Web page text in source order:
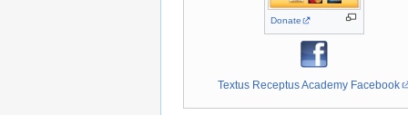
Donate
Textus Receptus Academy Facebook